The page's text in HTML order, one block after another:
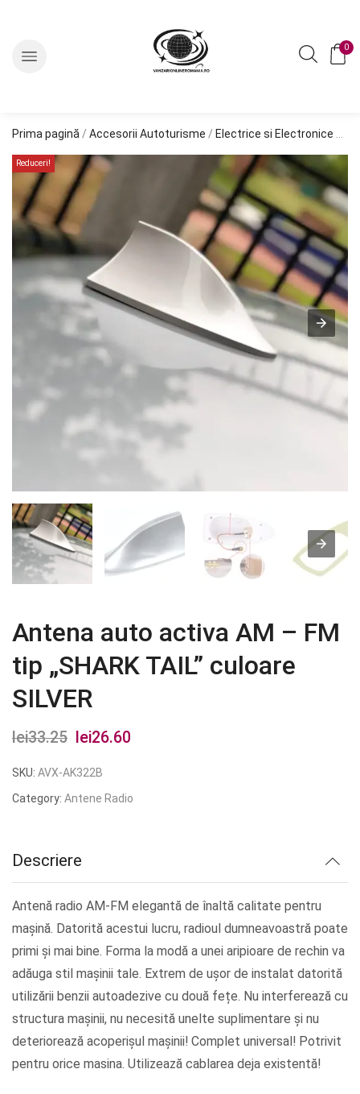
0
Prima pagină / Accesorii Autoturisme / Electrice si Electronice Auto
Reduceri!
Antena auto activa AM – FM
tip „SHARK TAIL” culoare
SILVER
lei33.25
Prețul
inițial
a
lei26.60
este:
SKU: AVX-AK322B
Category: Antene Radio
Descriere
Antenă radio AM-FM elegantă de înaltă calitate pentru
mașină. Datorită acestui lucru, radioul dumneavoastră poate
primi și mai bine. Forma la modă a unei aripioare de rechin va
adăuga stil mașinii tale. Extrem de ușor de instalat datorită
utilizării benzii autoadezive cu două fețe. Nu interferează cu
structura mașinii, nu necesită unelte suplimentare și nu
deteriorează acoperișul mașinii! Complet universal! Potrivit
pentru orice masina. Utilizează cablarea deja existentă!